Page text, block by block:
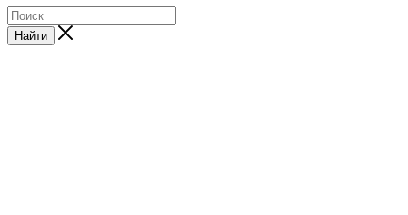
Найти